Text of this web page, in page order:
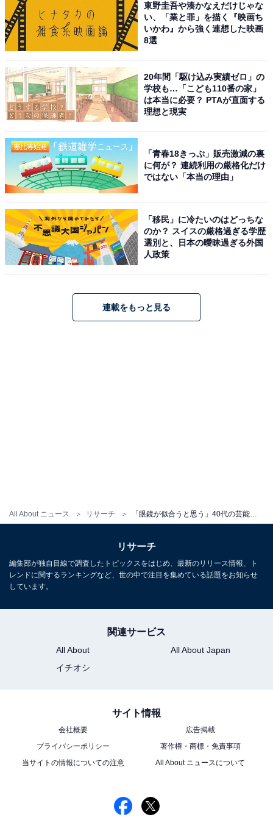
All About ニュース リサーチ
れの星野さんは、SAKEROCKのメンバーとして活躍し
た後、2010年に1stアルバム「ばかのうた」にてソロデ
ビュー。あわせて舞台やドラマで俳優業も行い、さらに
す。
ドラマ『逃げるは恥だが役に立つ』（TBS系）で、津崎
ました。後に、共演した新垣結衣さんと結婚するなど、
大きな話題を集めるドラマとなっています。
ドラマや映画だけでなく番組出演でも眼鏡姿が多く、音
楽活動ではサングラスを活用することが多い星野さん。
新曲の『生命体』がTBS系で放送される「世界陸上・ア
ジア大会」のテーマソングに決定するなど、常に進化を
続ける俳優、ミュージシャンとして愛されています。
回答者コメントでは、「やはりお源さんは外せないか
と」（茨城県／40代女性）、「逃げ恥のドラマがはまり
長年にわたってテレビ局でバラエティ番組、情報番組な
身。芸能情報に精通し、週刊誌、ネットニュースでテレ
ビや芸能人に関するコラムなどを執筆。編集プロダクシ
ョン「ゆるま」を立ち上げる。
東野圭吾や湊かなえだけじゃな
い、「業と罪」を描く『映画ち
いかわ』から強く連想した映画
8選
20年間「駆け込み実績ゼロ」の
学校も…「こども110番の家」
は本当に必要？ PTAが直面する
理想と現実
「青春18きっぷ」販売激減の裏
に何が？ 連続利用の厳格化だけ
ではない「本当の理由」
「移民」に冷たいのはどっちな
のか？ スイスの厳格過ぎる学歴
選別と、日本の曖昧過ぎる外国
人政策
連載をもっと見る
リサーチ
編集部が独自目線で調査したトピックスをはじめ、最新のリリース情報、ト
レンドに関するランキングなど、世の中で注目を集めている話題をお知らせ
しています。
関連サービス
All About
All About Japan
イチオシ
サイト情報
会社概要
広告掲載
プライバシーポリシー
著作権・商標・免責事項
当サイトの情報についての注意
All About ニュースについて